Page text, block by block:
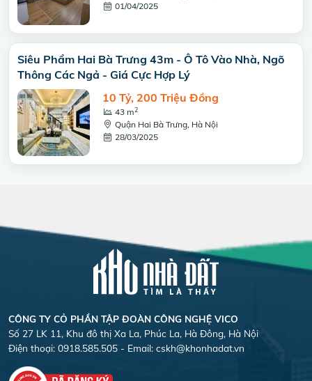
01/04/2025
Siêu Phẩm Hai Bà Trưng 43m - Ô Tô Vào Nhà, Ngõ
Thông Các Ngả - Giá Cực Hợp Lý
10 Tỷ, 200 Triệu Đồng
43 m2
Quận Hai Bà Trưng, Hà Nội
28/03/2025
CÔNG TY CỎ PHẦN TẬP ĐOÀN CÔNG NGHỆ VICO
Số 27 LK 11, Khu đô thị Xa La, Phúc La, Hà Đông, Hà Nội
Điện thoại: 0918.585.505 - Email: cskh@khonhadat.vn